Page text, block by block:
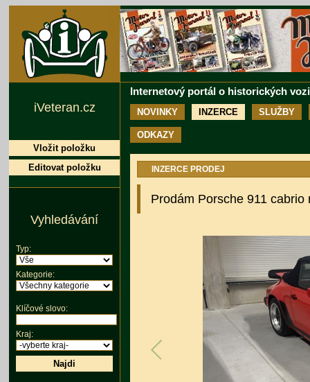
Internetový portál o historických
NOVINKY INZERCE SLUŽBY
ODKAZY
INZERCE PRODEJ
Prodám Porsche 911 cabrio
iVeteran.cz
Vložit položku
Editovat položku
Vyhledávání
Typ:
Kategorie:
Klíčové slovo:
Kraj:
Najdi